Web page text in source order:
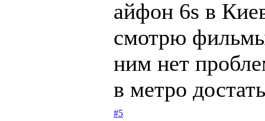
айфон 6s в
смотрю
ним нет
в метро
#5